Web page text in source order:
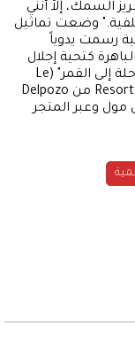
السمك، إلاّ أنّني
وضعت تماثيل
رسمت يدوياً
كتحية إجلال
لفيلم Melies الكلاسيكي الذي يحمل عنوان "رحلة إلى القمر" (Le
في ياس مول وعبر المتجر